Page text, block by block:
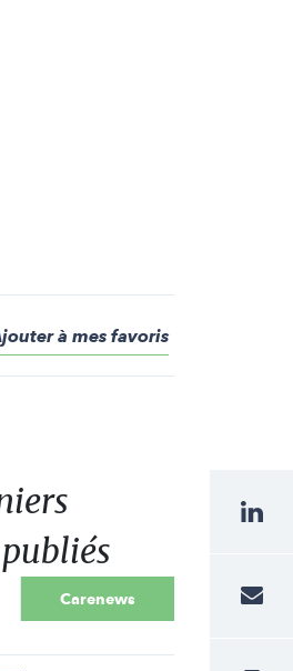
à mes favoris
Carenews